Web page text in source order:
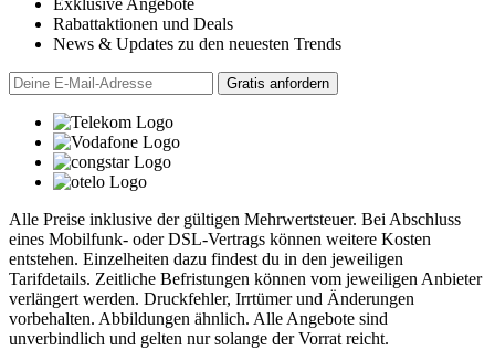
Exklusive Angebote
Rabattaktionen und Deals
News & Updates zu den neuesten Trends
Alle Preise inklusive der gültigen Mehrwertsteuer. Bei Abschluss
eines Mobilfunk- oder DSL-Vertrags können weitere Kosten
entstehen. Einzelheiten dazu findest du in den jeweiligen
Tarifdetails. Zeitliche Befristungen können vom jeweiligen Anbieter
verlängert werden. Druckfehler, Irrtümer und Änderungen
vorbehalten. Abbildungen ähnlich. Alle Angebote sind
unverbindlich und gelten nur solange der Vorrat reicht.